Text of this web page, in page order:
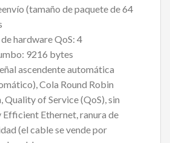
(tamaño de paquete de 64
hardware QoS: 4
9216 bytes
ascendente automática
Cola Round Robin
Quality of Service (QoS), sin
Efficient Ethernet, ranura de
(el cable se vende por